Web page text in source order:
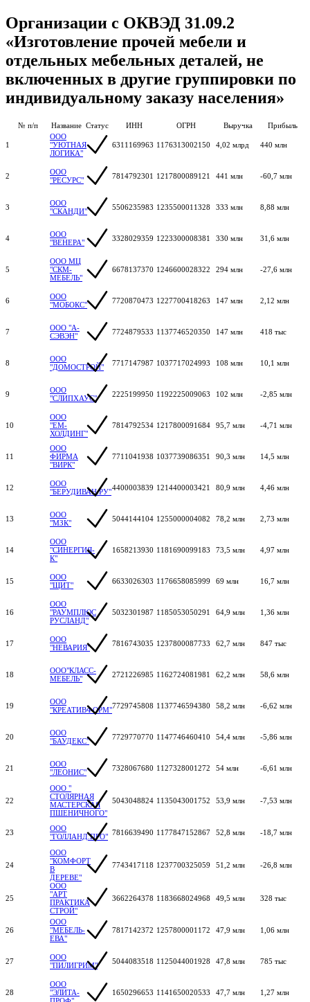
Организации с ОКВЭД 31.09.2
«Изготовление прочей мебели и
отдельных мебельных деталей, не
включенных в другие группировки по
индивидуальному заказу населения»
№ п/п Название Статус ИНН ОГРН Выручка Прибыль
1
ООО
"УЮТНАЯ
ЛОГИКА"
6311169963 1176313002150 4,02 млрд 440 млн
2
ООО
"РЕСУРС"
7814792301 1217800089121 441 млн -60,7 млн
3
ООО
"СКАНДИ"
5506235983 1235500011328 333 млн 8,88 млн
4
ООО
"ВЕНЕРА"
3328029359 1223300008381 330 млн 31,6 млн
5
ООО МЦ
"СКМ-
МЕБЕЛЬ"
6678137370 1246600028322 294 млн -27,6 млн
6
ООО
"МОБОКС"
7720870473 1227700418263 147 млн 2,12 млн
7
ООО "А-
СЭВЭН"
7724879533 1137746520350 147 млн 418 тыс
8
ООО
"ДОМОСТРОЙ"
7717147987 1037717024993 108 млн 10,1 млн
9
ООО
"СЛИПХАУС"
2225199950 1192225009063 102 млн -2,85 млн
10
ООО
"ЕМ-
ХОЛДИНГ"
7814792534 1217800091684 95,7 млн -4,71 млн
11
ООО
ФИРМА
"ВИРК"
7711041938 1037739086351 90,3 млн 14,5 млн
12
ООО
"БЕРУДИВАН.РУ"4400003839 1214400003421 80,9 млн 4,46 млн
13
ООО
"МЗК"
5044144104 1255000004082 78,2 млн 2,73 млн
14
ООО
"СИНЕРГИЯ-
К"
1658213930 1181690099183 73,5 млн 4,97 млн
15
ООО
"ЩИТ"
6633026303 1176658085999 69 млн 16,7 млн
16
ООО
"РАУМПЛЮС
РУСЛАНД"
5032301987 1185053050291 64,9 млн 1,36 млн
17
ООО
"НЕВАРИЯ"
7816743035 1237800087733 62,7 млн 847 тыс
18
ООО"КЛАСС-
МЕБЕЛЬ"
2721226985 1162724081981 62,2 млн 58,6 млн
19
ООО
"КРЕАТИВФОРМ"7729745808 1137746594380 58,2 млн -6,62 млн
20
ООО
"БАУДЕКС"
7729770770 1147746460410 54,4 млн -5,86 млн
21
ООО
"ЛЕОНИС"
7328067680 1127328001272 54 млн -6,61 млн
22
ООО "
СТОЛЯРНАЯ
МАСТЕРСКАЯ
ПШЕНИЧНОГО"
5043048824 1135043001752 53,9 млн -7,53 млн
23
ООО
"ГОЛЛАНД.ПРО" 7816639490 1177847152867 52,8 млн -18,7 млн
24
ООО
"КОМФОРТ
В
ДЕРЕВЕ"
7743417118 1237700325059 51,2 млн -26,8 млн
25
ООО
"АРТ
ПРАКТИКА
СТРОЙ"
3662264378 1183668024968 49,5 млн 328 тыс
26
ООО
"МЕБЕЛЬ-
ЕВА"
7817142372 1257800001172 47,9 млн 1,06 млн
27
ООО
"ПИЛИГРИМ"
5044083518 1125044001928 47,8 млн 785 тыс
28
ООО
"ЭЛИТА-
ПРОФ"
1650296653 1141650020533 47,7 млн 1,27 млн